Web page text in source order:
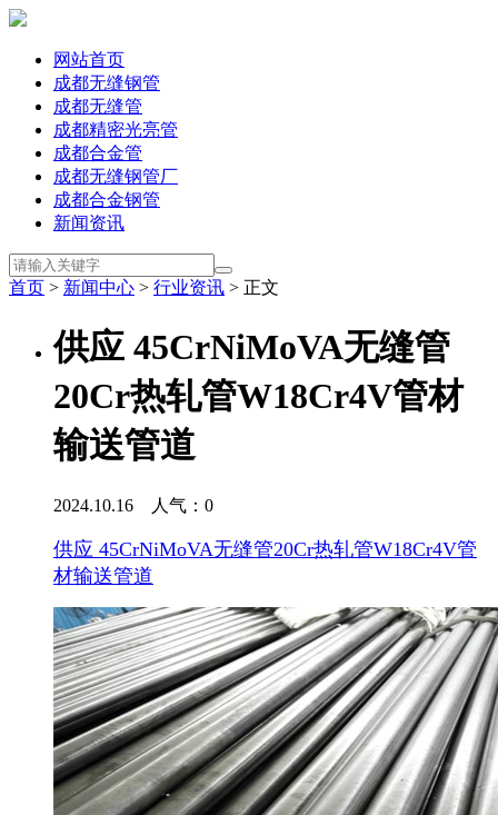
网站首页
成都无缝钢管
成都无缝管
成都精密光亮管
成都合金管
成都无缝钢管厂
成都合金钢管
新闻资讯
首页 > 新闻中心 > 行业资讯 > 正文
供应 45CrNiMoVA无缝管
20Cr热轧管W18Cr4V管材
输送管道
2024.10.16 人气： 0
供应 45CrNiMoVA无缝管20Cr热轧管W18Cr4V管
材输送管道